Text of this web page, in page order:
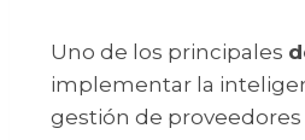
Uno de los principales
implementar la
gestión de proveedores